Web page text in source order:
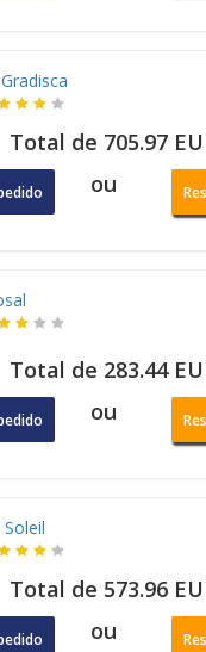
Total de 705.97
ou
Total de 283.44
ou
Soleil
Total de 573.96
ou